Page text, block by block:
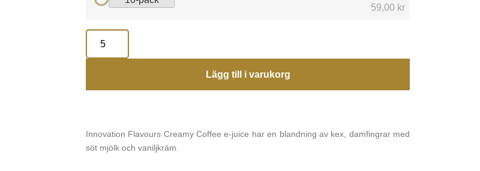
59,00 kr
Lägg till i varukorg
Innovation Flavours Creamy Coffee e-juice har en blandning av kex, damfingrar med
söt mjölk och vaniljkräm.